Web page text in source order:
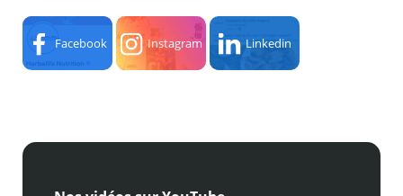
Facebook Instagram Linkedin